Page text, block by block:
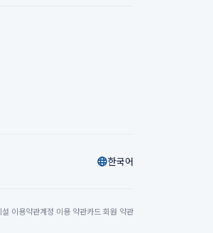
한국어
설 이용약관계정 이용 약관카드 회원 약관